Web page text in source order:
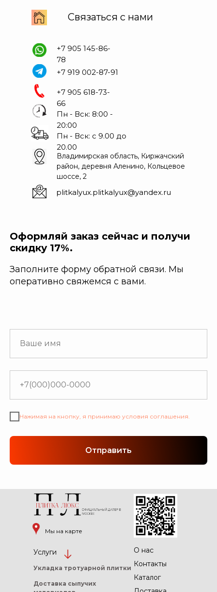
Пн - Вск: с 9.00 до
20.00
Связаться с нами
+7 905 618-73-
66
+7 905 145-86-
78
+7 919 002-87-91
Пн - Вск: 8:00 -
20:00
plitkalyux.plitkalyux@yandex.ru
Владимирская область, Киржачский
район, деревня Аленино, Кольцевое
шоссе, 2
Оформляй заказ сейчас и получи
скидку 17%.
Заполните форму обратной связи. Мы
оперативно свяжемся с вами.
Нажимая на кнопку, я принимаю условия соглашения.
Отправить
О нас
Контакты
Услуги
Каталог
Укладка тротуарной плитки
Доставка сыпучих
Мы на карте